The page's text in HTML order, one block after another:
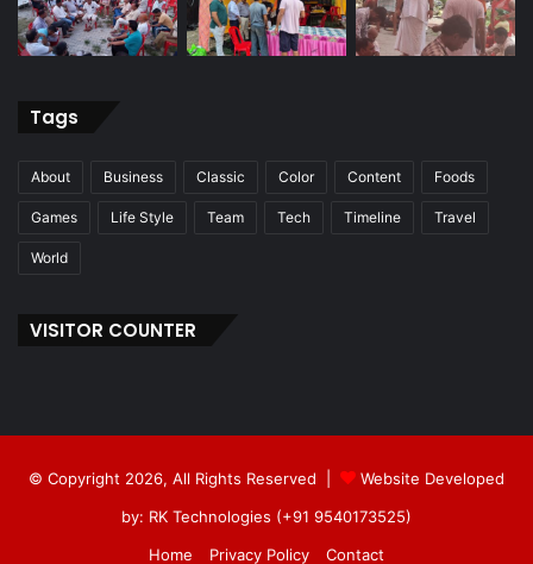
Tags
About Business Classic Color Content Foods
Games Life Style Team Tech Timeline Travel
World
VISITOR COUNTER
© Copyright 2026, All Rights Reserved |
Website Developed
by: RK Technologies (+91 9540173525)
Home
Privacy Policy Contact